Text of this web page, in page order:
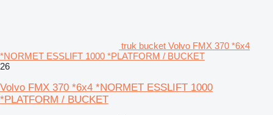
truk bucket Volvo FMX 370 *6x4
*NORMET ESSLIFT 1000 *PLATFORM / BUCKET
26
Volvo FMX 370 *6x4 *NORMET ESSLIFT 1000
*PLATFORM / BUCKET